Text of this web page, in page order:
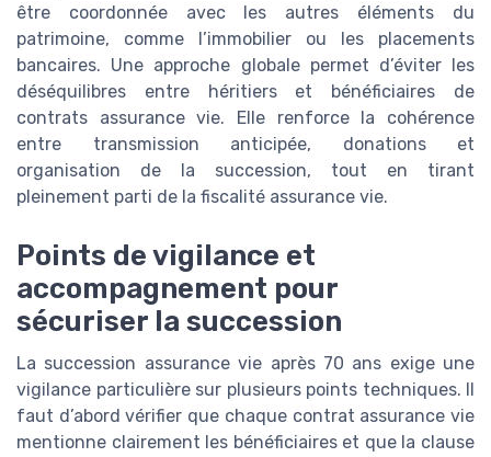
être coordonnée avec les autres éléments du
patrimoine, comme l’immobilier ou les placements
bancaires. Une approche globale permet d’éviter les
déséquilibres entre héritiers et bénéficiaires de
contrats assurance vie. Elle renforce la cohérence
entre transmission anticipée, donations et
organisation de la succession, tout en tirant
pleinement parti de la fiscalité assurance vie.
Points de vigilance et
accompagnement pour
sécuriser la succession
La succession assurance vie après 70 ans exige une
vigilance particulière sur plusieurs points techniques. Il
faut d’abord vérifier que chaque contrat assurance vie
mentionne clairement les bénéficiaires et que la clause